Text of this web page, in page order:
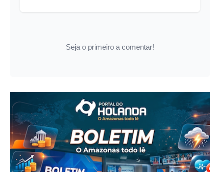
Seja o primeiro a comentar!